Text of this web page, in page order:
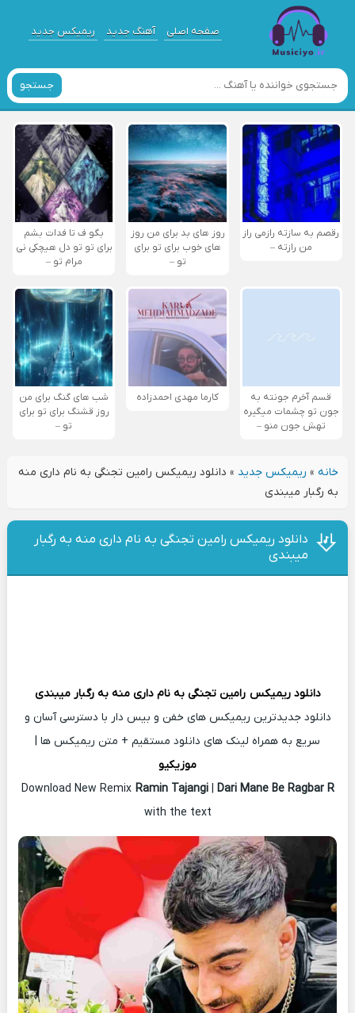
صفحه اصلی آهنگ جدید ریمیکس جدید
جستجو
رقصم به سازته رازمی راز
من رازته –
روز های بد برای من روز
های خوب برای تو برای
تو –
بگو ف تا فدات بشم
برای تو تو دل هیچکی نی
مرام تو –
قسم آخرم جونته به
جون تو چشمات میگیره
تهش جون منو –
کارما مهدی احمدزاده
شب های گنگ برای من
روز قشنگ برای تو برای
تو –
خانه» ریمیکس جدید » دانلود ریمیکس رامین تجنگی به نام داری منه
به رگبار میبندی
دانلود ریمیکس رامین تجنگی به نام داری منه به رگبار
میبندی
دانلود ریمیکس رامین تجنگی به نام داری منه به رگبار میبندی
دانلود جدیدترین ریمیکس های خفن و بیس دار با دسترسی آسان و
سریع به همراه لینک های دانلود مستقیم + متن ریمیکس ها |
موزیکیو
Download New Remix Ramin Tajangi| Dari Mane Be Ragbar R
with the text